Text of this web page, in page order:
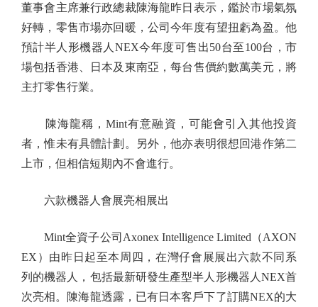
董事會主席兼行政總裁陳海龍昨日表示，鑑於市場氣氛
好轉，零售市場亦回暖，公司今年度有望扭虧為盈。他
預計半人形機器人NEX今年度可售出50台至100台，市
場包括香港、日本及東南亞，每台售價約數萬美元，將
主打零售行業。
陳海龍稱，Mint有意融資，可能會引入其他投資
者，惟未有具體計劃。另外，他亦表明很想回港作第二
上市，但相信短期內不會進行。
六款機器人會展亮相展出
Mint全資子公司Axonex Intelligence Limited（AXON
EX）由昨日起至本周四，在灣仔會展展出六款不同系
列的機器人，包括最新研發生產型半人形機器人NEX首
次亮相。陳海龍透露，已有日本客戶下了訂購NEX的大